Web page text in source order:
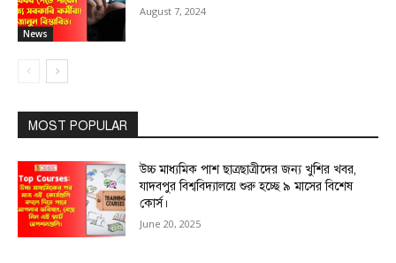
News
August 7, 2024
MOST POPULAR
উচ্চ মাধ্যমিক পাশ ছাত্রছাত্রীদের জন্য খুশির খবর,
যাদবপুর বিশ্ববিদ্যালয়ে শুরু হচ্ছে ৯ মাসের বিশেষ
কোর্স।
June 20, 2025